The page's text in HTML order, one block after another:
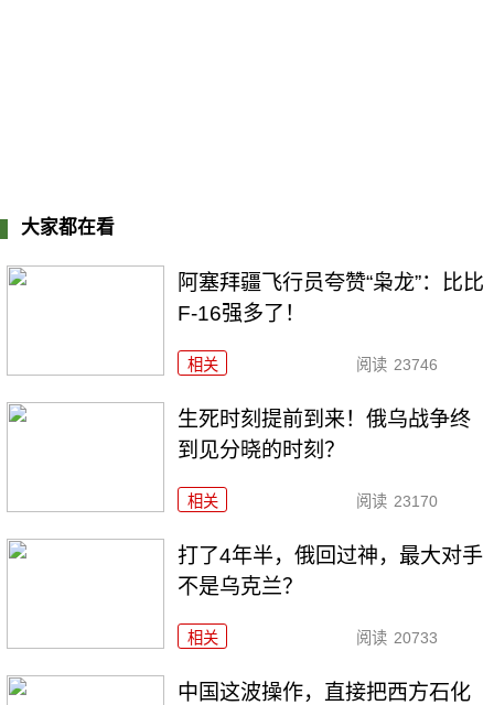
大家都在看
阿塞拜疆飞行员夸赞“枭龙”：比比
F-16强多了！
相关 阅读 23746
生死时刻提前到来！俄乌战争终
到见分晓的时刻？
相关 阅读 23170
打了4年半，俄回过神，最大对手
不是乌克兰？
相关 阅读 20733
中国这波操作，直接把西方石化